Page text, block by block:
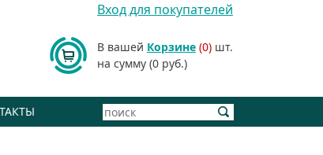
Вход для покупателей
В вашей Корзине (0) шт.
на сумму (0 руб.)